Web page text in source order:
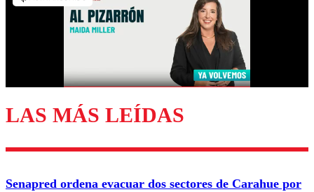
Enviar comentario
LAS MÁS LEÍDAS
Senapred ordena evacuar dos sectores de Carahue por